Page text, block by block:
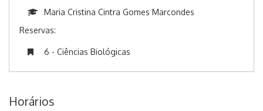
Maria Cristina Cintra Gomes Marcondes
Reservas:
6 - Ciências Biológicas
Horários